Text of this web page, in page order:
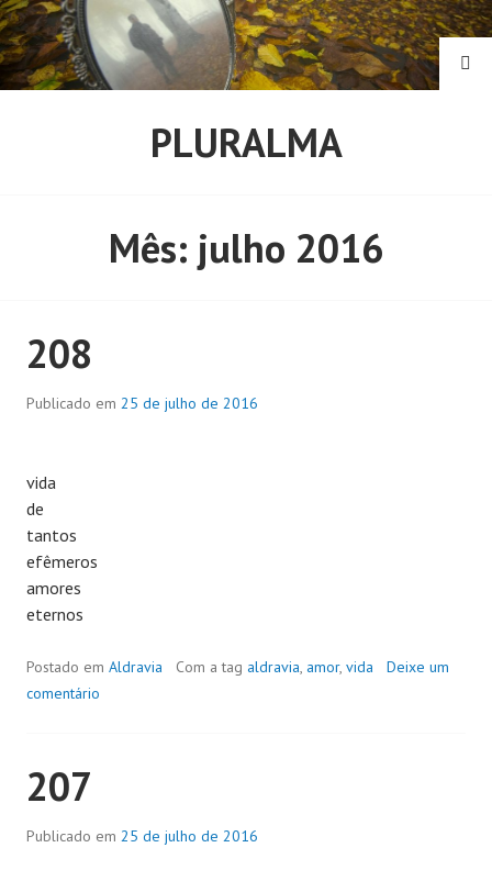
Pular
para
o
conteúdo
PLURALMA
Mês: julho 2016
208
Publicado em 25 de julho de 2016
vida
de
tantos
efêmeros
amores
eternos
Postado em Aldravia Com a tag aldravia, amor, vida
Deixe um
comentário
207
Publicado em 25 de julho de 2016